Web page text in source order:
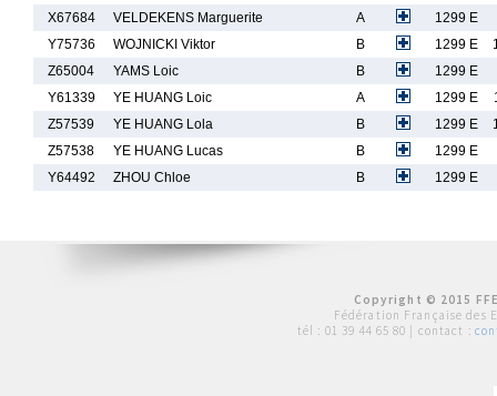
X67684
VELDEKENS Marguerite A
1299 E
Y75736
WOJNICKI Viktor B 1299 E
Z65004
YAMS Loic B
1299 E
Y61339
YE HUANG Loic A 1299 E
Z57539
YE HUANG Lola B 1299 E
Z57538
YE HUANG Lucas B
1299 E
Y64492
ZHOU Chloe B 1299 E
Copyright © 2015
Fédération Française des
tél : 01 39 44 65 80 | contact :